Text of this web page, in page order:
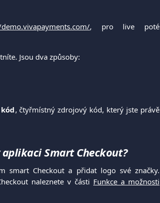
, pro live poté
Jsou dva způsoby:
, čtyřmístný zdrojový kód, který jste právě
Smart Checkout?
smart Checkout a přidat logo své značky.
naleznete v části Funkce a možnosti